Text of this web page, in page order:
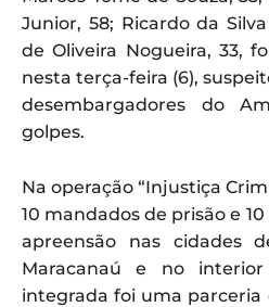
Junior, 58; Ricardo da
de Oliveira Nogueira, 33,
nesta terça-feira (6),
desembargadores do
golpes.
Na operação “Injustiça
10 mandados de prisão e
apreensão nas cidades
Maracanaú e no
integrada foi uma parceria